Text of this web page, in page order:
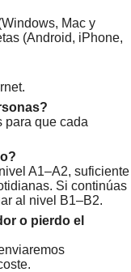
Mac y
(Android, iPhone,
para que cada
A1–A2, suficiente
Si continúas
al nivel B1–B2.
o pierdo el